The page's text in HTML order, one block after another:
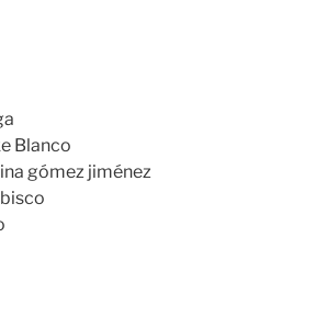
Blanco
gómez jiménez